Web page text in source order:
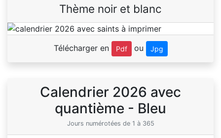
Thème noir et blanc
Télécharger en Pdf ou Jpg
Calendrier 2026 avec
quantième - Bleu
Jours numérotées de 1 à 365